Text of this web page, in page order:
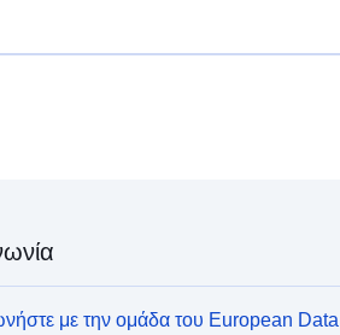
με την ομάδα του European Data